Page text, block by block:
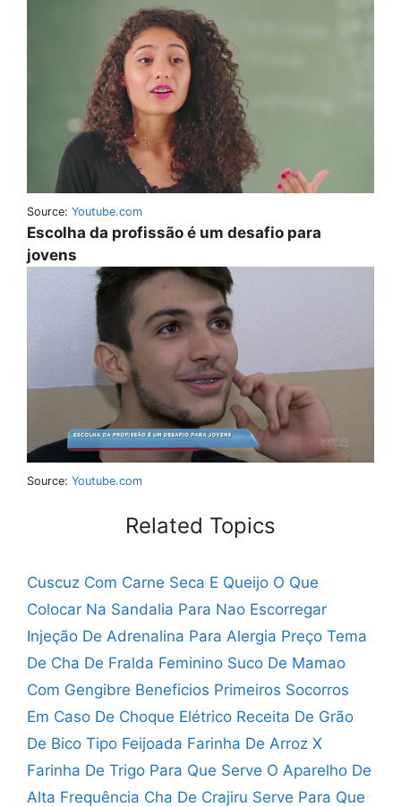
Source: Youtube.com
Escolha da profissão é um desafio para
jovens
Source: Youtube.com
Related Topics
Cuscuz Com Carne Seca E Queijo O Que
Colocar Na Sandalia Para Nao Escorregar
Injeção De Adrenalina Para Alergia Preço Tema
De Cha De Fralda Feminino Suco De Mamao
Com Gengibre Beneficios Primeiros Socorros
Em Caso De Choque Elétrico Receita De Grão
De Bico Tipo Feijoada Farinha De Arroz X
Farinha De Trigo Para Que Serve O Aparelho De
Alta Frequência Cha De Crajiru Serve Para Que